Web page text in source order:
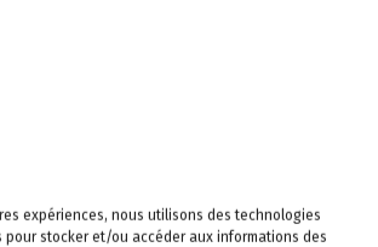
expériences, nous utilisons des technologies
pour stocker et/ou accéder aux informations des